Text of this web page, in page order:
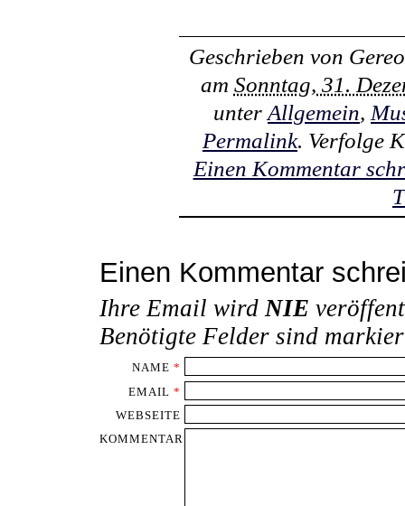
Geschrieben von
am Sonntag, 31.
unter Allgemein,
Permalink. Verfolge
Einen Kommentar
Einen Kommentar
Ihre Email wirdNIE
Benötigte Felder sind
NAME *
EMAIL *
WEBSEITE
KOMMENTAR